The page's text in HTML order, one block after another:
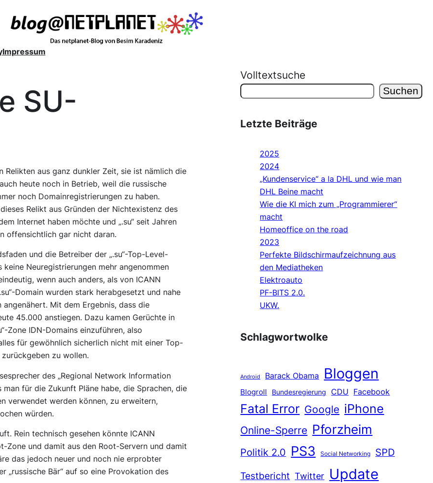
Impressum
SU-
Relikten aus ganz dunkler Zeit, sie ist nämlich die
heute noch in Betrieb, weil die russische
noch Domainregistrierungen zu haben.
Relikt aus Gründen der Nichtexistenz des
Internet haben möchte und „.su“ seit Jahren
offensichtlich gar nicht daran.
und die Betreiber der „.su“-Top-Level-
keine Neuregistrierungen mehr angenommen
wenn auch anders, als von ICANN
Domain wurden stark herabgesetzt und nahe
angenähert. Mit dem Ergebnis, dass die
45.000 anstiegen. Dazu kamen Gerüchte in
Zone IDN-Domains einzuführen, also
für gewöhnlich sicherlich nicht mit einer Top-
zu wollen.
des „Regional Network Information
man für die Zukunft Pläne habe, die Sprachen, die
verwendet werden können, zu erweitern,
würden.
Rein technisch gesehen könnte ICANN
Zone und damit aus den Root-Servern und damit
das jedoch neuer und noch nie erprobter
„russische Bär“ auf so eine Provokation des
Volltextsuche
Suchen
Letzte Beiträge
2025
2024
„Kundenservice“ a la DHL und wie man
DHL Beine macht
Wie die KI mich zum „Programmierer“
macht
Homeoffice on the road
2023
Perfekte Bildschirmaufzeichnung aus
den Mediatheken
Elektroauto
PF-BITS 2.0.
UKW.
Schlagwortwolke
Android Barack Obama Bloggen
Blogroll Bundesregierung CDU Facebook
Fatal Error Google iPhone
Online-Sperre Pforzheim
Politik 2.0 PS3 Social Networking
SPD
Testbericht Twitter Update